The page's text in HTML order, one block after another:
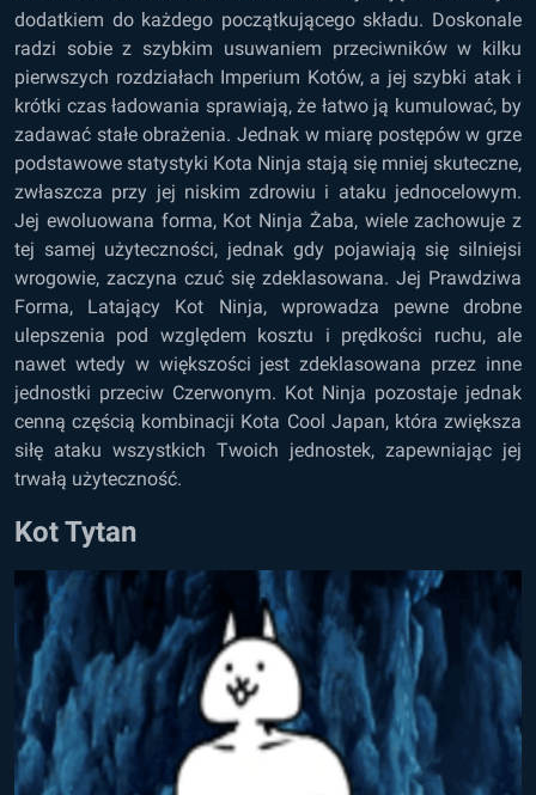
dodatkiem do każdego początkującego składu. Doskonale
radzi sobie z szybkim usuwaniem przeciwników w kilku
pierwszych rozdziałach Imperium Kotów, a jej szybki atak i
krótki czas ładowania sprawiają, że łatwo ją kumulować, by
zadawać stałe obrażenia. Jednak w miarę postępów w grze
podstawowe statystyki Kota Ninja stają się mniej skuteczne,
zwłaszcza przy jej niskim zdrowiu i ataku jednocelowym.
Jej ewoluowana forma, Kot Ninja Żaba, wiele zachowuje z
tej samej użyteczności, jednak gdy pojawiają się silniejsi
wrogowie, zaczyna czuć się zdeklasowana. Jej Prawdziwa
Forma, Latający Kot Ninja, wprowadza pewne drobne
ulepszenia pod względem kosztu i prędkości ruchu, ale
nawet wtedy w większości jest zdeklasowana przez inne
jednostki przeciw Czerwonym. Kot Ninja pozostaje jednak
cenną częścią kombinacji Kota Cool Japan, która zwiększa
siłę ataku wszystkich Twoich jednostek, zapewniając jej
trwałą użyteczność.
Kot Tytan